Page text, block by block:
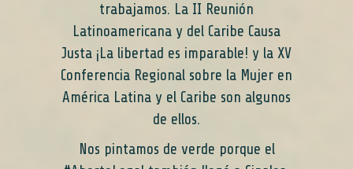
trabajamos. La II Reunión
Latinoamericana y del Caribe Causa
Justa ¡La libertad es imparable! y la XV
Conferencia Regional sobre la Mujer en
América Latina y el Caribe son algunos
de ellos.
Nos pintamos de verde porque el